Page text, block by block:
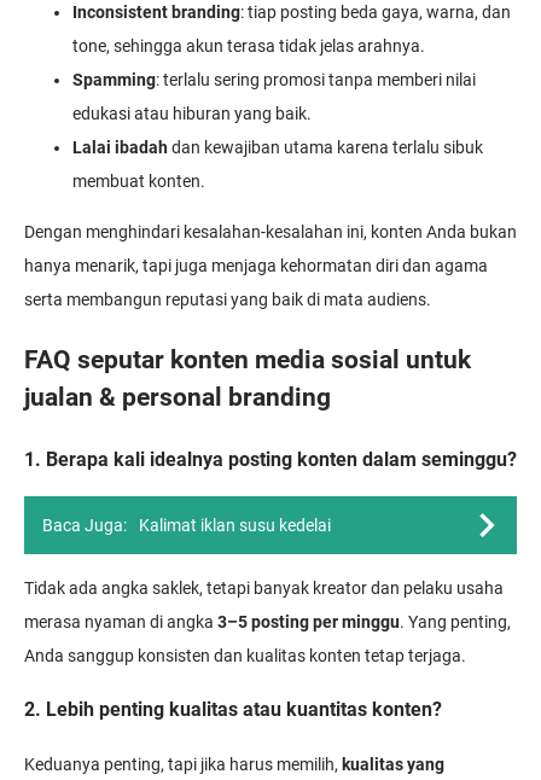
Inconsistent branding: tiap posting beda gaya, warna, dan
tone, sehingga akun terasa tidak jelas arahnya.
Spamming: terlalu sering promosi tanpa memberi nilai
edukasi atau hiburan yang baik.
Lalai ibadahdan kewajiban utama karena terlalu sibuk
membuat konten.
Dengan menghindari kesalahan-kesalahan ini, konten Anda bukan
hanya menarik, tapi juga menjaga kehormatan diri dan agama
serta membangun reputasi yang baik di mata audiens.
FAQ seputar konten media sosial untuk
jualan & personal branding
1. Berapa kali idealnya posting konten dalam seminggu?
Baca Juga: Kalimat iklan susu kedelai
Tidak ada angka saklek, tetapi banyak kreator dan pelaku usaha
merasa nyaman di angka 3–5 posting per minggu. Yang penting,
Anda sanggup konsisten dan kualitas konten tetap terjaga.
2. Lebih penting kualitas atau kuantitas konten?
Keduanya penting, tapi jika harus memilih, kualitas yang